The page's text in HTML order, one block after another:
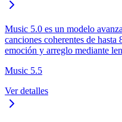
Music 5.0 es un modelo
canciones coherentes de
emoción y arreglo mediante
Music 5.5
Ver detalles